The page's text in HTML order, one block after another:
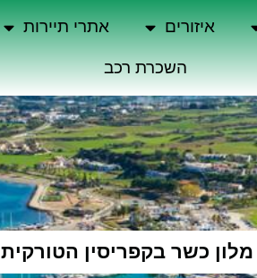
איזורים אתרי תיירות
השכרת רכב
מלון כשר בקפריסין הטורקית